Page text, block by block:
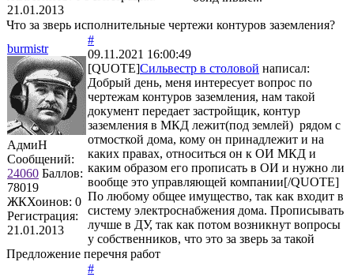
21.01.2013
Что за зверь исполнительные чертежи контуров заземления?
burmistr
АдмиН
Сообщений:
24060 Баллов:
78019
ЖКХоинов: 0
Регистрация:
21.01.2013
#
09.11.2021 16:00:49
[QUOTE]Сильвестр в столовой написал:
Добрый день, меня интересует вопрос по
чертежам контуров заземления, нам такой
документ передает застройщик, контур
заземления в МКД лежит(под землей) рядом с
отмосткой дома, кому он принадлежит и на
каких правах, относиться он к ОИ МКД и
каким образом его прописать в ОИ и нужно ли
вообще это управляющей компании[/QUOTE]
По любому общее имущество, так как входит в
систему электроснабжения дома. Прописывать
лучше в ДУ, так как потом возникнут вопросы
у собственников, что это за зверь за такой
Предложение перечня работ
#